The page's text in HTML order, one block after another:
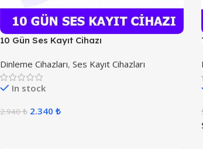
10 Gün Ses Kayıt Cihazı
Dinleme Cihazları, Ses Kayıt Cihazları
In stock
2.940₺ 2.340 ₺